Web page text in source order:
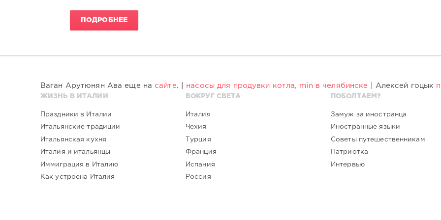
ПОДРОБНЕЕ
Ваган Арутюнян Ава еще на сайте. | насосы для продувки котла, min в челябинске | Алексей гоцык
ЖИЗНЬ В ИТАЛИИ
Праздники в Италии
Итальянские традиции
Итальянская кухня
Италия и итальянцы
Иммиграция в Италию
Как устроена Италия
ВОКРУГ СВЕТА
Италия
Чехия
Турция
Франция
Испания
Россия
ПОБОЛТАЕМ?
Замуж за иностранца
Иностранные языки
Советы путешественникам
Патриотка
Интервью